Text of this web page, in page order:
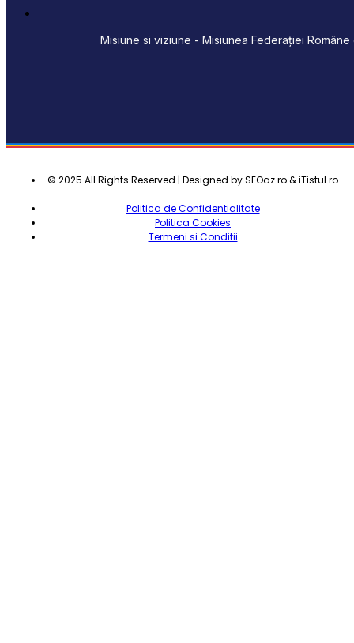
Misiune si viziune - Misiunea Federației
© 2025 All Rights Reserved | Designed by SEOaz.ro & iTistul.ro
Politica de Confidentialitate
Politica Cookies
Termeni si Conditii